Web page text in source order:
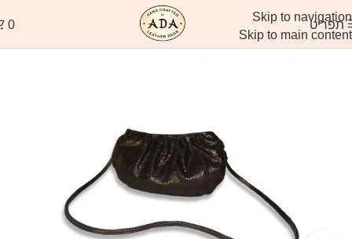
Skip to navigation
Skip to main content
תפריט 0